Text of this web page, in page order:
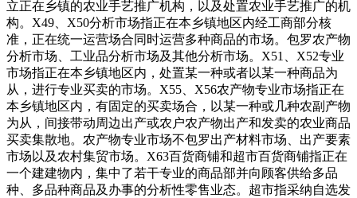
立正在乡镇的农业手艺推广机构，以及处置农业手艺推广的机
构。X49、X50分析市场指正在本乡镇地区内经工商部分核
准，正在统一运营场合同时运营多种商品的市场。包罗农产物
分析市场、工业品分析市场及其他分析市场。X51、X52专业
市场指正在本乡镇地区内，处置某一种或者以某一种商品为
从，进行专业买卖的市场。X55、X56农产物专业市场指正在
本乡镇地区内，有固定的买卖场合，以某一种或几种农副产物
为从，间接带动周边出产或农户农产物出产和发卖的农业商品
买卖集散地。农产物专业市场不包罗出产材料市场、出产要素
市场以及农村集贸市场。X63百货商铺和超市百货商铺指正在
一个建建物内，集中了若干专业的商品部并向顾客供给多品
种、多品种商品及办事的分析性零售业态。超市指采纳自选发